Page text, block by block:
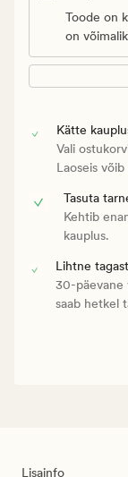
Toode on
on
Kätte
Vali
Laoseis
Tasuta
Kehtib
kauplus.
Lihtne
30-päevane
saab hetkel
Lisainfo